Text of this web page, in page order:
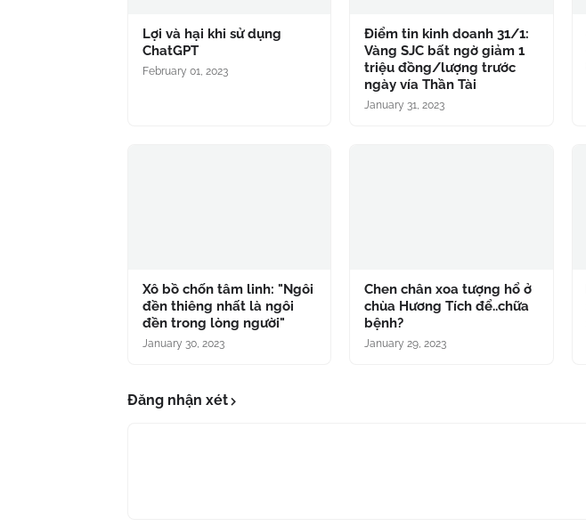
Lợi và hại khi sử dụng
ChatGPT
February 01, 2023
Điểm tin kinh doanh 31/1:
Vàng SJC bất ngờ giảm 1
triệu đồng/lượng trước
ngày vía Thần Tài
January 31, 2023
Xô bồ chốn tâm linh: "Ngôi
đền thiêng nhất là ngôi
đền trong lòng người"
January 30, 2023
Chen chân xoa tượng hổ ở
chùa Hương Tích để..chữa
bệnh?
January 29, 2023
Đăng nhận xét